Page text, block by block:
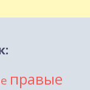
правые